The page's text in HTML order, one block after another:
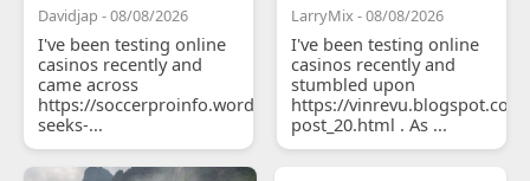
Davidjap - 08/08/2026
I've been testing online
casinos recently and
came across
https://soccerproinfo.wordpress.com/2026/07/11/courtois-
seeks-...
LarryMix - 08/08/2026
I've been testing online
casinos recently and
stumbled upon
https://
post_20.html . As ...